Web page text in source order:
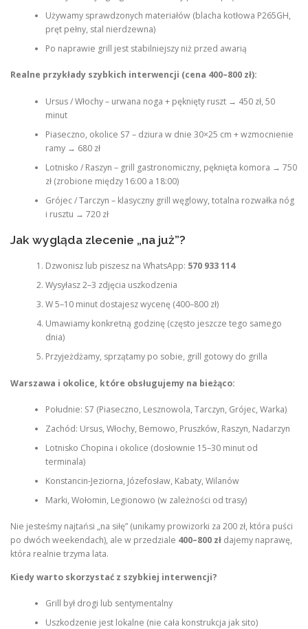
Używamy sprawdzonych materiałów (blacha kotłowa P265GH,
pręt pełny, stal nierdzewna)
Po naprawie grill jest stabilniejszy niż przed awarią
Realne przykłady szybkich interwencji (cena 400–800 zł):
Ursus / Włochy – urwana noga + pęknięty ruszt → 450 zł, 50
minut
Piaseczno, okolice S7 – dziura w dnie 30×25 cm + wzmocnienie
ramy → 680 zł
Lotnisko / Raszyn – grill gastronomiczny, pęknięta komora → 750
zł (zrobione między 16:00 a 18:00)
Grójec / Tarczyn – klasyczny grill węglowy, totalna rozwałka nóg
i rusztu → 720 zł
Jak wygląda zlecenie „na już”?
Dzwonisz lub piszesz na WhatsApp: 570 933 114
Wysyłasz 2–3 zdjęcia uszkodzenia
W 5–10 minut dostajesz wycenę (400–800 zł)
Umawiamy konkretną godzinę (często jeszcze tego samego
dnia)
Przyjeżdżamy, sprzątamy po sobie, grill gotowy do grilla
Warszawa i okolice, które obsługujemy na bieżąco:
Południe: S7 (Piaseczno, Lesznowola, Tarczyn, Grójec, Warka)
Zachód: Ursus, Włochy, Bemowo, Pruszków, Raszyn, Nadarzyn
Lotnisko Chopina i okolice (dosłownie 15–30 minut od
terminala)
Konstancin-Jeziorna, Józefosław, Kabaty, Wilanów
Marki, Wołomin, Legionowo (w zależności od trasy)
Nie jesteśmy najtańsi „na siłę” (unikamy prowizorki za 200 zł, która puści
po dwóch weekendach), ale w przedziale 400–800 zł dajemy naprawę,
która realnie trzyma lata.
Kiedy warto skorzystać z szybkiej interwencji?
Grill był drogi lub sentymentalny
Uszkodzenie jest lokalne (nie cała konstrukcja jak sito)